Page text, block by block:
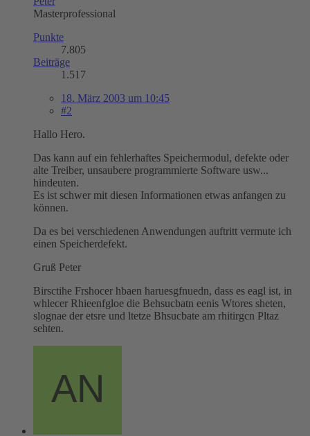
Masterprofessional
Punkte
7.805
Beiträge
1.517
18. März 2003 um 10:45
#2
Hallo Hero.
Das kann auf ein fehlerhaftes Speichermodul, defekte oder
alte Treiber, unsaubere programmierte Software usw...
hindeuten.
Es ist schwer mit diesen Informationen etwas anfangen zu
können.
Da es bei verschiedenen Anwendungen auftritt vermute ich
einen Speicherdefekt.
Gruß Peter
Birsctihe Frshocer hbaen haruesgfnuedn, dass es eagl ist, in
whlecer Rhieenfgloe die Behsucbatn eenis Wtores sheten,
slognae der etsre und ltetze Bhsucbate am rhitirgcn Pltaz
sehten.